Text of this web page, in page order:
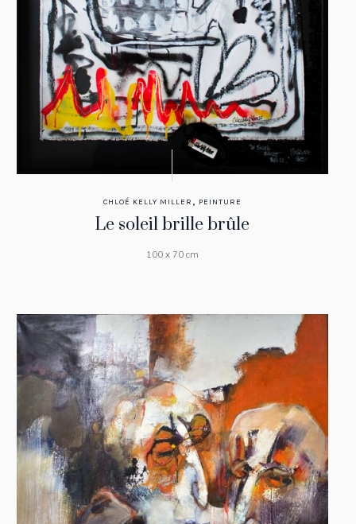
CHLOÉ KELLY MILLER , PEINTURE
Le soleil brille brûle
100 x 70 cm